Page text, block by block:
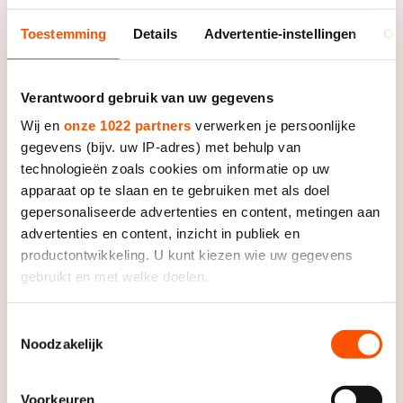
Toestemming Details Advertentie-instellingen
Verantwoord gebruik van uw gegevens
Wij en onze 1022 partners verwerken je persoonlijke
gegevens (bijv. uw IP-adres) met behulp van
technologieën zoals cookies om informatie op uw
apparaat op te slaan en te gebruiken met als doel
gepersonaliseerde advertenties en content, metingen aan
advertenties en content, inzicht in publiek en
productontwikkeling. U kunt kiezen wie uw gegevens
gebruikt en met welke doelen.
Informatie verzamelen over uw geografische locatie,
Uw apparaat identificeren door het actief te scannen
Noodzakelijk
Voorkeuren
Foto: Neeke Smit
“We zijn nog jong, dus ik leer elke race wel iets nieuws”,
zegt Lollobrigida nadat ze het weekend op de
Gelderse baan af had gesloten met een overwinning
op de afvalkoers.
Iets leren deed de 25-jarige een dag eerder al naar
aanleiding van de puntenkoers, die ze eveneens op
haar naam schreef. “Toen had ik overal pijn van het
sprinten voor de punten. De afvalkoers was ook niet
samenwerken”, zegt ze over de tactiek van haar ploeg